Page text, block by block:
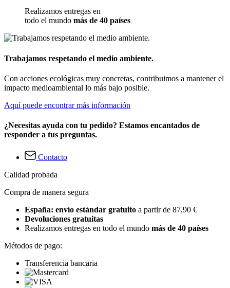
Realizamos entregas en
todo el mundo más de 40 países
Trabajamos respetando el medio ambiente.
Con acciones ecológicas muy concretas, contribuimos a mantener el
impacto medioambiental lo más bajo posible.
Aquí puede encontrar más información
¿Necesitas ayuda con tu pedido? Estamos encantados de
responder a tus preguntas.
Contacto
Calidad probada
Compra de manera segura
España: envío estándar gratuito a partir de 87,90 €
Devoluciones gratuitas
Realizamos entregas en todo el mundo más de 40 países
Métodos de pago:
Transferencia bancaria